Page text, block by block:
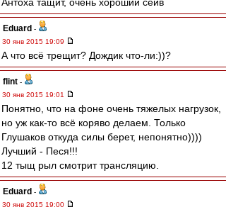
Eduard -
30 янв 2015 19:09
А что всё трещит? Дождик что-ли:))?
flint -
30 янв 2015 19:01
Понятно, что на фоне очень тяжелых нагрузок,
но уж как-то всё коряво делаем. Только
Глушаков откуда силы берет, непонятно))))
Лучший - Песя!!!
12 тыщ рыл смотрит трансляцию.
Eduard -
30 янв 2015 19:00